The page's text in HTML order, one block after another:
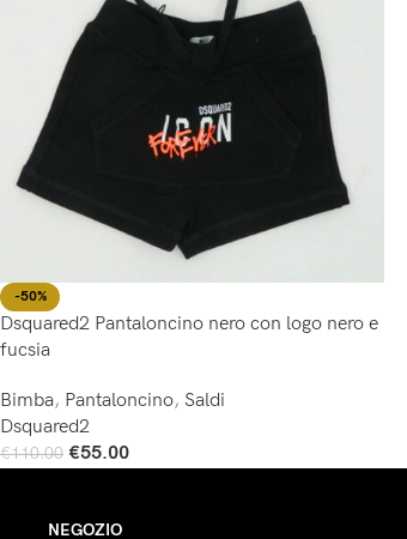
-50%
Dsquared2 Pantaloncino nero con logo nero e
fucsia
Bimba, Pantaloncino, Saldi
Dsquared2
€110.00 €55.00
NEGOZIO